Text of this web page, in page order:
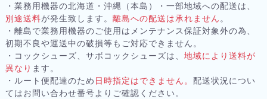
・業務用機器の北海道・沖縄（本島）・一部地域への配送は、
別途送料が発生致します。 離島への配送は承れません 。
・離島で業務用機器のご使用はメンテナンス保証対象外の為、
初期不良や運送中の破損等もご対応できません。
・コックシューズ、サボコックシューズは、 地域により送料が
異なり ます。
・ルート便配達のため 日時指定はできません。 配送状況につい
てはお問い合わせ番号よりご確認ください。